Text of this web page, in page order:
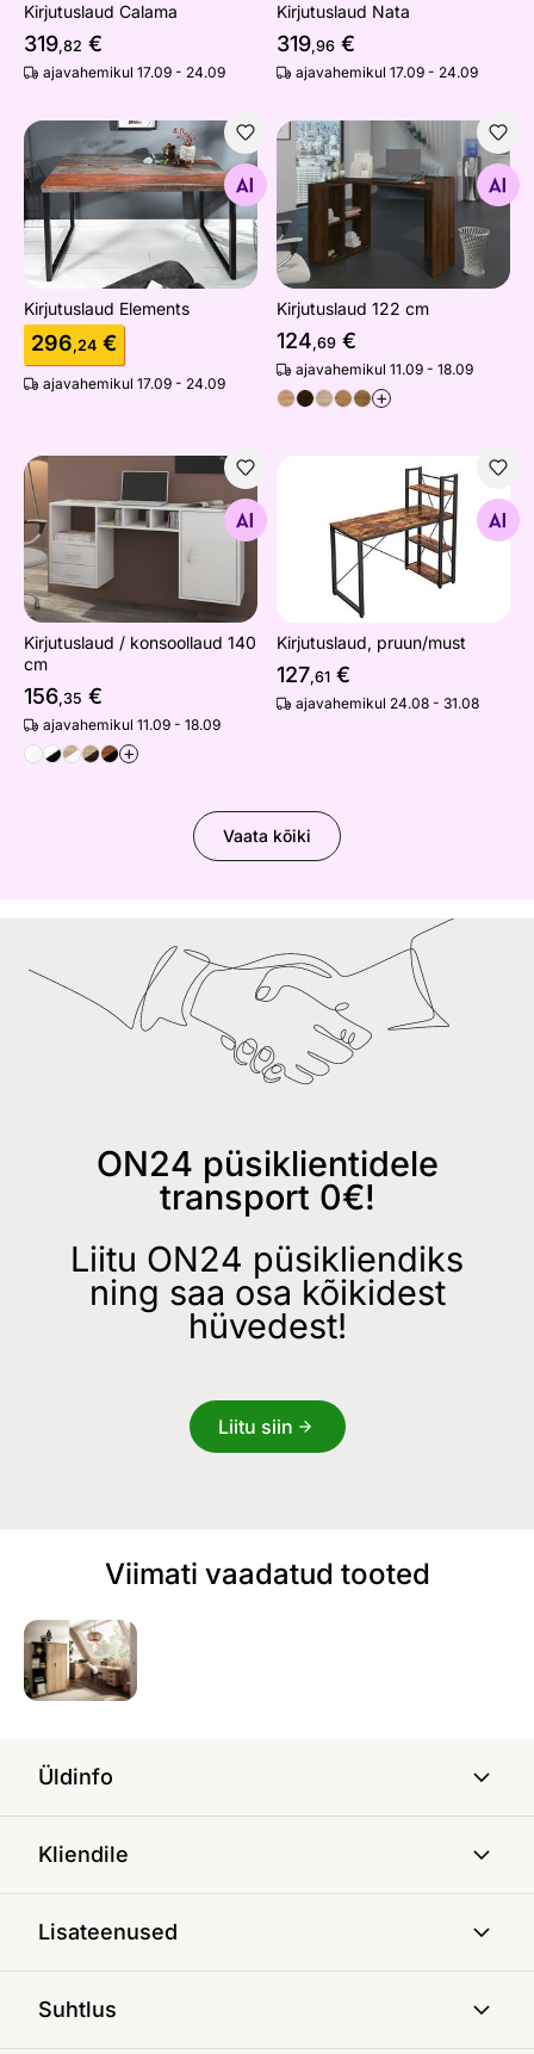
Kirjutuslaud Calama
319,82 €
ajavahemikul 17.09 - 24.09
Kirjutuslaud Nata
319,96 €
ajavahemikul 17.09 - 24.09
Kirjutuslaud Elements
Otsi sarnaseid
Kirjutuslaud Elements
296,24 €
ajavahemikul 17.09 - 24.09
Kirjutuslaud 122 cm
Otsi sarnaseid
Kirjutuslaud 122 cm
124,69 €
ajavahemikul 11.09 - 18.09
+
Kirjutuslaud / konsoollaud 140 cm
Otsi sarnaseid
Kirjutuslaud / konsoollaud 140
cm
156,35 €
ajavahemikul 11.09 - 18.09
+
Kirjutuslaud, pruun/must
Otsi sarnaseid
Kirjutuslaud, pruun/must
127,61 €
ajavahemikul 24.08 - 31.08
Vaata kõiki
ON24 püsiklientidele
transport 0€!
Liitu ON24 püsikliendiks
ning saa osa kõikidest
hüvedest!
Liitu siin
Viimati vaadatud tooted
Üldinfo
Kliendile
Lisateenused
Suhtlus